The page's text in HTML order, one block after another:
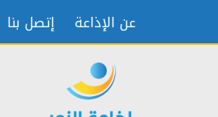
عن الإذاعة إتصل بنا